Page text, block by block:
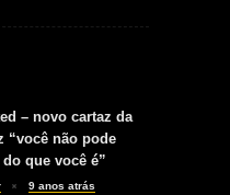
– novo cartaz da
“você não pode
que você é”
9 anos atrás